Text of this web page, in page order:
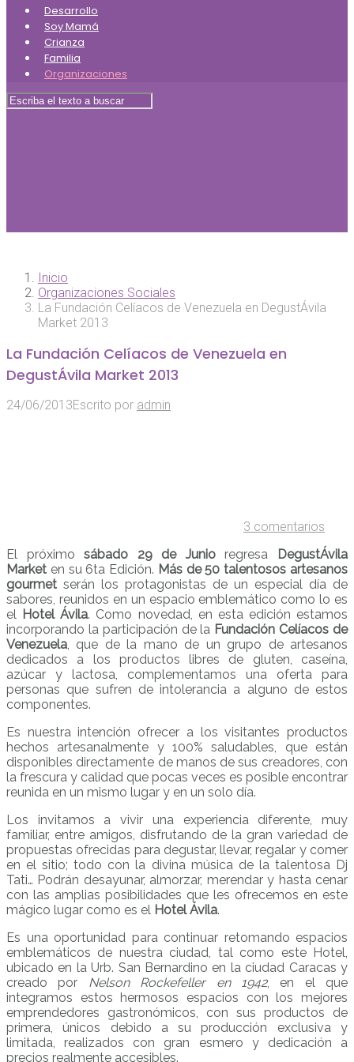
Desarrollo
Soy Mamá
Crianza
Familia
Organizaciones
Inicio
Organizaciones Sociales
La Fundación Celíacos de Venezuela en DegustÁvila
Market 2013
La Fundación Celíacos de Venezuela en
DegustÁvila Market 2013
24/06/2013Escrito por admin
3 comentarios
El próximosábado 29 de Junioregresa
DegustÁvila
Market en su 6ta Edición. Más de 50 talentosos artesanos
gourmet serán los protagonistas de un especial día de
sabores, reunidos en un espacio emblemático como lo es
el Hotel Ávila. Como novedad, en esta edición estamos
incorporando la participación de la Fundación Celíacos de
Venezuela, que de la mano de un grupo de artesanos
dedicados a los productos libres de gluten, caseína,
azúcar y lactosa, complementamos una oferta para
personas que sufren de intolerancia a alguno de estos
componentes.
Es nuestra intención ofrecer a los visitantes productos
hechos artesanalmente y 100% saludables, que están
disponibles directamente de manos de sus creadores, con
la frescura y calidad que pocas veces es posible encontrar
reunida en un mismo lugar y en un solo día.
Los invitamos a vivir una experiencia diferente, muy
familiar, entre amigos, disfrutando de la gran variedad de
propuestas ofrecidas para degustar, llevar, regalar y comer
en el sitio; todo con la divina música de la talentosa Dj
Tati… Podrán desayunar, almorzar, merendar y hasta cenar
con las amplias posibilidades que les ofrecemos en este
mágico lugar como es el Hotel Ávila.
Es una oportunidad para continuar retomando espacios
emblemáticos de nuestra ciudad, tal como este Hotel,
ubicado en la Urb. San Bernardino en la ciudad Caracas y
creado por Nelson Rockefeller en 1942, en el que
integramos estos hermosos espacios con los mejores
emprendedores gastronómicos, con sus productos de
primera, únicos debido a su producción exclusiva y
limitada, realizados con gran esmero y dedicación a
precios realmente accesibles.